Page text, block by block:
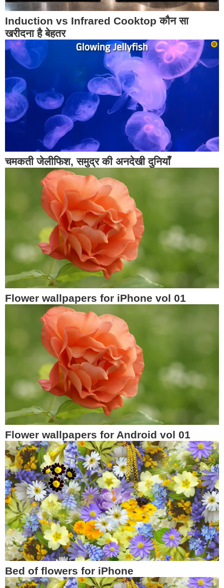
Induction vs Infrared Cooktop कौन सा
खरीदना है बेहतर
चमकती जेलीफिश, समुद्र की अनदेखी दुनियाँ
Flower wallpapers for iPhone vol 01
Flower wallpapers for Android vol 01
Bed of flowers for iPhone